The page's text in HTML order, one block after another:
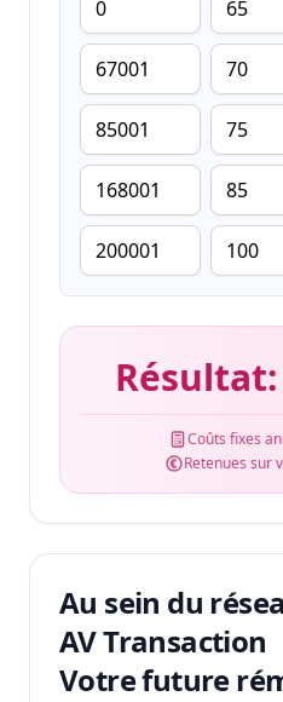
Résultat:
Coûts fixes
Retenues sur
Au sein du
AV Transaction
Votre future